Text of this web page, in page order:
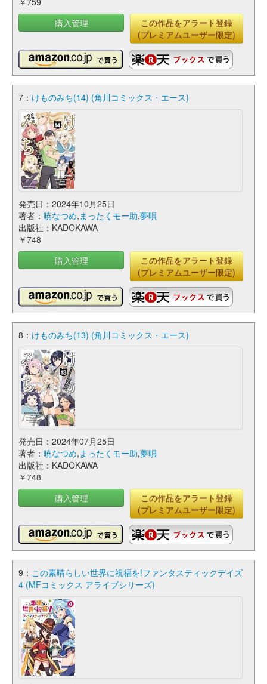
購入管理
この作品をアラート登録
(プレミアムユーザー限定)
7： けものみち(14) (角川コミックス・エース)
発売日：2024年10月25日
著者： 暁なつめ,まったくモー助,夢唄
出版社：KADOKAWA
￥748
購入管理
この作品をアラート登録
(プレミアムユーザー限定)
8： けものみち(13) (角川コミックス・エース)
発売日：2024年07月25日
著者： 暁なつめ,まったくモー助,夢唄
出版社：KADOKAWA
￥748
購入管理
この作品をアラート登録
(プレミアムユーザー限定)
9： この素晴らしい世界に祝福を!ファンタスティックデイズ
4 (MFコミックス アライブシリーズ)